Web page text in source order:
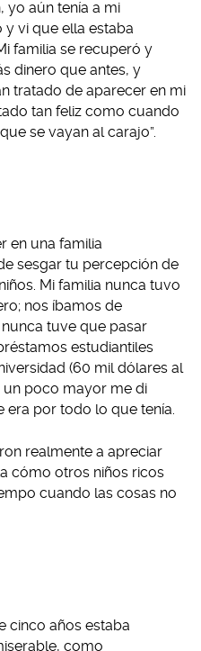
yo aún tenía a mi
vi que ella estaba
familia se recuperó y
dinero que antes, y
tratado de aparecer en mi
tan feliz como cuando
se vayan al carajo”.
en una familia
sesgar tu percepción de
Mi familia nunca tuvo
nos íbamos de
tuve que pasar
estudiantiles
(60 mil dólares al
un poco mayor me di
por todo lo que tenía.
realmente a apreciar
cómo otros niños ricos
cuando las cosas no
cinco años estaba
como